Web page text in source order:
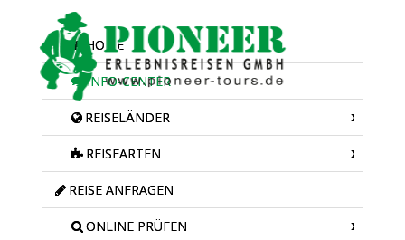
HOME
INFO-CENTER
REISELÄNDER
REISEARTEN
REISE ANFRAGEN
ONLINE PRÜFEN